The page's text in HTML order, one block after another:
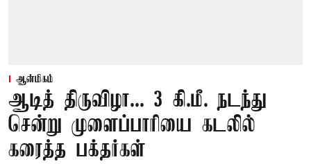
ஆன்மிகம்
ஆடித் திருவிழா... 3 கி.மீ. நடந்து
சென்று முளைப்பாரியை கடலில்
கரைத்த பக்தர்கள்